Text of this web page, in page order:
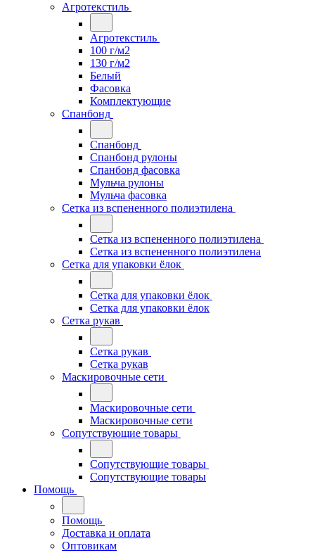
Агротекстиль
Агротекстиль
100 г/м2
130 г/м2
Белый
Фасовка
Комплектующие
Спанбонд
Спанбонд
Спанбонд рулоны
Спанбонд фасовка
Мульча рулоны
Мульча фасовка
Сетка из вспененного полиэтилена
Сетка из вспененного полиэтилена
Сетка из вспененного полиэтилена
Сетка для упаковки ёлок
Сетка для упаковки ёлок
Сетка для упаковки ёлок
Сетка рукав
Сетка рукав
Сетка рукав
Маскировочные сети
Маскировочные сети
Маскировочные сети
Сопутствующие товары
Сопутствующие товары
Сопутствующие товары
Помощь
Помощь
Доставка и оплата
Оптовикам